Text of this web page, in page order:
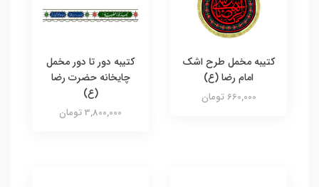
کتیبه مخمل طرح اشک
امام رضا (ع)
660,000 تومان
کتیبه دور تا دور مخمل
چایخانه حضرت رضا
(ع)
3,800,000 تومان